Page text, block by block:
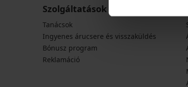
Szolgáltatások vásárlóknak
Tanácsok
Ingyenes árucsere és visszaküldés
Bónusz program
Reklamáció